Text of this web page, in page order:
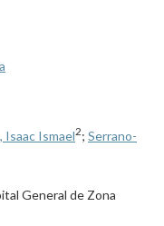
Isaac Ismael2; Serrano-
General de Zona